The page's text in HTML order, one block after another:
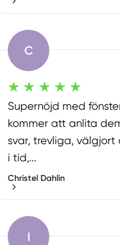
C
Supernöjd med
kommer att anlita
svar, trevliga, välgjort
i tid,...
Christel Dahlin
I